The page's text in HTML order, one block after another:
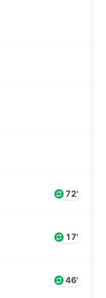
72'
17'
46'